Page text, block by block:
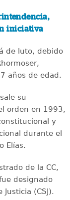
iniciativa
de luto, debido
años de edad.
su
orden en 1993,
y
durante el
Elías.
de la CC,
designado
(CSJ).